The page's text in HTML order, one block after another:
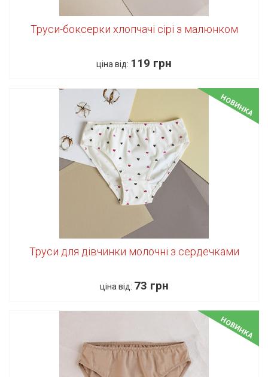
Труси-боксерки хлопчачі сірі з малюнком
ціна від: 119 грн
НОВИНКА
Труси для дівчинки молочні з сердечками
ціна від: 73 грн
НОВИНКА